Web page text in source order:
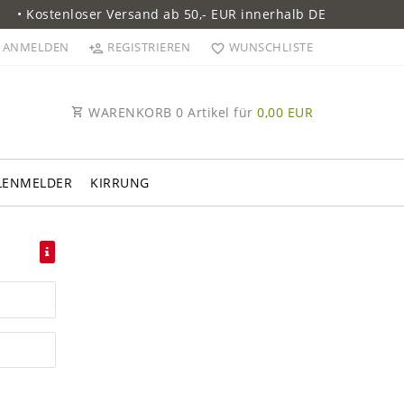
• Kostenloser Versand ab 50,- EUR innerhalb DE
ANMELDEN REGISTRIEREN WUNSCHLISTE
WARENKORB 0 Artikel für 0,00 EUR
KIRRUNG